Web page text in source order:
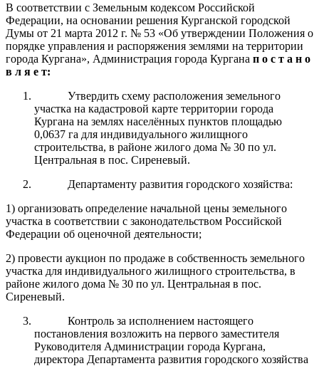
В соответствии с Земельным кодексом Российской
Федерации, на основании решения Курганской городской
Думы от 21 марта 2012 г. № 53 «Об утверждении Положения о
порядке управления и распоряжения землями на территории
города Кургана», Администрация города Кургана п о с т а н о
в л я е т:
Утвердить схему расположения земельного
участка на кадастровой карте территории города
Кургана на землях населённых пунктов площадью
0,0637 га для индивидуального жилищного
строительства, в районе жилого дома № 30 по ул.
Центральная в пос. Сиреневый.
Департаменту развития городского хозяйства:
1) организовать определение начальной цены земельного
участка в соответствии с законодательством Российской
Федерации об оценочной деятельности;
2) провести аукцион по продаже в собственность земельного
участка для индивидуального жилищного строительства, в
районе жилого дома № 30 по ул. Центральная в пос.
Сиреневый.
Контроль за исполнением настоящего
постановления возложить на первого заместителя
Руководителя Администрации города Кургана,
директора Департамента развития городского хозяйства